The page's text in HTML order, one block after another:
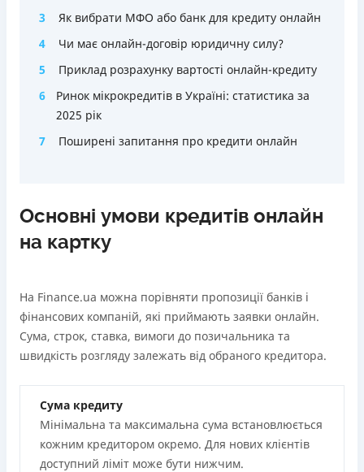
3
Як вибрати МФО або банк для кредиту онлайн
4
Чи має онлайн-договір юридичну силу?
5
Приклад розрахунку вартості онлайн-кредиту
6
Ринок мікрокредитів в Україні: статистика за
2025 рік
7
Поширені запитання про кредити онлайн
Основні умови кредитів онлайн
на картку
На Finance.ua можна порівняти пропозиції банків і
фінансових компаній, які приймають заявки онлайн.
Сума, строк, ставка, вимоги до позичальника та
швидкість розгляду залежать від обраного кредитора.
Сума кредиту
Мінімальна та максимальна сума встановлюється
кожним кредитором окремо. Для нових клієнтів
доступний ліміт може бути нижчим.